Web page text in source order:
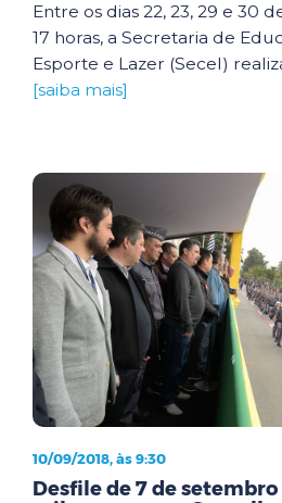
Entre os dias 22, 23, 29 e 30
17 horas, a Secretaria de
Esporte e Lazer (Secel)
[saiba mais]
10/09/2018, às 9:30
Desfile de 7 de setembro